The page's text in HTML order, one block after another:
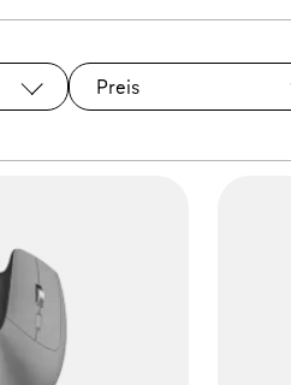
Preis